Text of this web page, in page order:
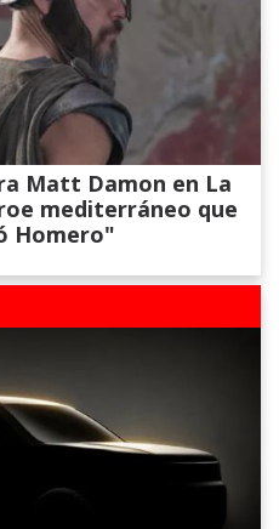
Matt Damon en La
mediterráneo que
Homero"